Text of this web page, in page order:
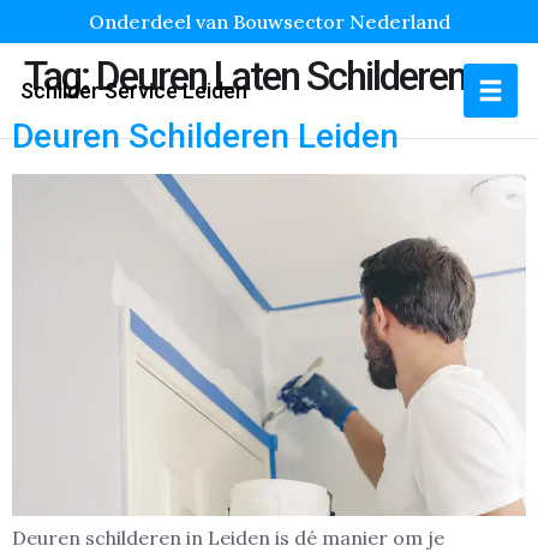
Onderdeel van Bouwsector Nederland
Schilder Service Leiden
Tag:Deuren Laten Schilderen
Deuren Schilderen Leiden
Deuren schilderen in Leiden is dé manier om je